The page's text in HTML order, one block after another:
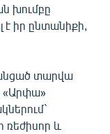
խումբը
է իր ընտանիքի,
տարվա
«Արփա»
ռեժիսոր և